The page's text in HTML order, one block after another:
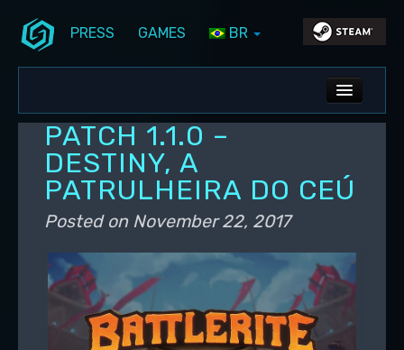
PRESS GAMES BR
ALL NEWS
DEV BLOG
PC UPDATES
PS5 UPDATES
PATCH 1.1.0 –
DESTINY, A
PATRULHEIRA DO CEÚ
Posted on November 22, 2017